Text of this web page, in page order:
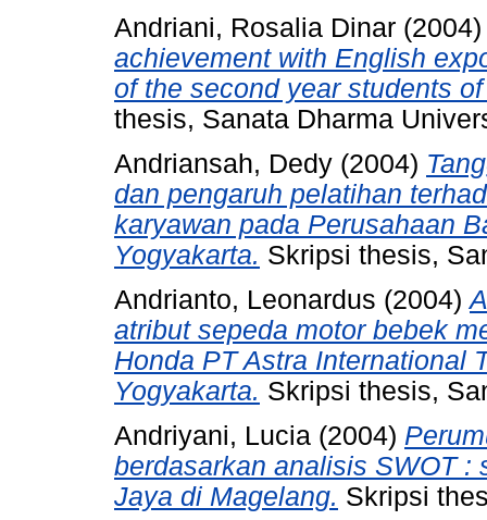
Andriani, Rosalia Dinar
achievement with English
of the second year students
thesis, Sanata Dharma
Andriansah, Dedy (2004)
dan pengaruh pelatihan
karyawan pada Perusahaan
Yogyakarta. Skripsi thesis,
Andrianto, Leonardus (2004)
atribut sepeda motor bebek
Honda PT Astra International
Yogyakarta. Skripsi thesis,
Andriyani, Lucia (2004)
berdasarkan analisis SWOT :
Jaya di Magelang. Skripsi